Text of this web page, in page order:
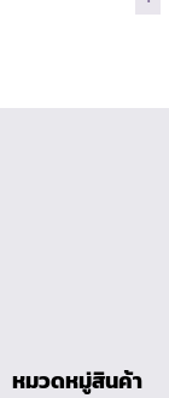
หมวดหมู่สินค้า